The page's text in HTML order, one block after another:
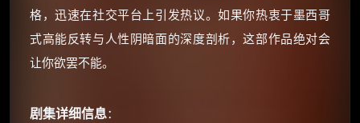
格，迅速在社交平台上引发热议。如果你热衷于墨西哥
式高能反转与人性阴暗面的深度剖析，这部作品绝对会
让你欲罢不能。
剧集详细信息：